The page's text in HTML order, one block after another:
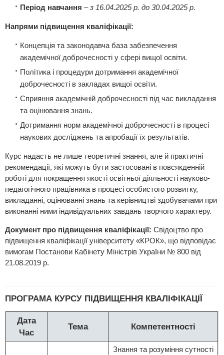
Період навчання –з 16.04.2025 р. до 30.04.2025 р.
Напрями підвищення кваліфікації:
Концепція та законодавча база забезпечення
академічної доброчесності у сфері вищої освіти.
Політика і процедури дотримання академічної
доброчесності в закладах вищої освіти.
Сприяння академічній доброчесності під час викладання
та оцінювання знань.
Дотримання норм академічної доброчесності в процесі
наукових досліджень та апробації їх результатів.
Курс надасть не лише теоретичні знання, але й практичні
рекомендації, які можуть бути застосовані в повсякденній
роботі для покращення якості освітньої діяльності науково-
педагогічного працівника в процесі особистого розвитку,
викладанні, оцінюванні знань та керівництві здобувачами при
виконанні ними індивідуальних завдань творчого характеру.
Документ про підвищення кваліфікації: Свідоцтво про
підвищення кваліфікації університету «КРОК», що відповідає
вимогам Постанови Кабінету Міністрів України № 800 від
21.08.2019 р.
ПРОГРАМА КУРСУ ПІДВИЩЕННЯ КВАЛІФІКАЦІЇ
Дата
Час
Тема Компетентності
Знання та розуміння сутності